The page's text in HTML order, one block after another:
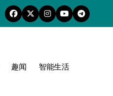
趣闻 智能生活